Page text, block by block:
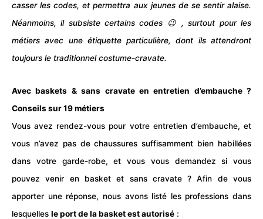
casser les codes, et permettra aux jeunes de se sentir alaise.
Néanmoins, il subsiste certains codes 😉 , surtout pour les
métiers avec une étiquette particulière, dont ils attendront
toujours le traditionnel costume-cravate.
Avec baskets & sans cravate en entretien d’embauche ?
Conseils sur 19 métiers
Vous avez rendez-vous pour votre entretien d’embauche, et
vous n’avez pas de chaussures suffisamment bien habillées
dans votre garde-robe, et vous vous demandez si vous
pouvez venir en basket et sans cravate? Afin de vous
apporter une réponse, nous avons listé les professions dans
lesquelles le port de la basket est autorisé :